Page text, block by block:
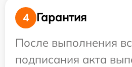
4
Гарантия
После выполнения
подписания акта